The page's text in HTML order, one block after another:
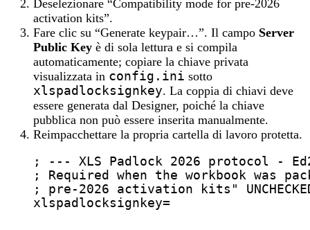
Deselezionare “Compatibility mode for pre-2026
activation kits”.
Fare clic su “Generate keypair…”. Il campo Server
Public Key è di sola lettura e si compila
automaticamente; copiare la chiave privata
visualizzata in config.ini sotto
xlspadlocksignkey. La coppia di chiavi deve
essere generata dal Designer, poiché la chiave
pubblica non può essere inserita manualmente.
Reimpacchettare la propria cartella di lavoro protetta.
; --- XLS Padlock 2026 protocol -
; Required when the workbook was
; pre-2026 activation kits"
xlspadlocksignkey=